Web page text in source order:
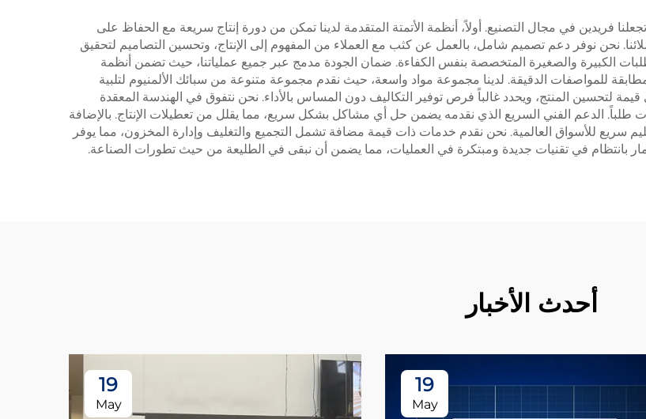
فريدين في مجال التصنيع. أولاً، أنظمة الأتمتة المتقدمة لدينا تمكن من دورة إنتاج سريعة مع الحفاظ على
نحن نوفر دعم تصميم شامل، بالعمل عن كثب مع العملاء من المفهوم إلى الإنتاج، وتحسين التصاميم لتحقيق
الطلبات الكبيرة والصغيرة المتخصصة بنفس الكفاءة. ضمان الجودة مدمج عبر جميع عملياتنا، حيث تضمن أنظمة
للمواصفات الدقيقة. لدينا مجموعة مواد واسعة، حيث نقدم مجموعة متنوعة من سبائك الألمنيوم لتلبية
لتحسين المنتج، ويحدد غالباً فرص توفير التكاليف دون المساس بالأداء. نحن نتفوق في الهندسة المعقدة
طلباً. الدعم الفني السريع الذي نقدمه يضمن حل أي مشاكل بشكل سريع، مما يقلل من تعطيلات الإنتاج. بالإضافة
سريع للأسواق العالمية. نحن نقدم خدمات ذات قيمة مضافة تشمل التجميع والتغليف وإدارة المخزون، مما يوفر
بانتظام في تقنيات جديدة ومبتكرة في العمليات، مما يضمن أن نبقى في الطليعة من حيث تطورات الصناعة.
أحدث الأخبار
19
May
19
May